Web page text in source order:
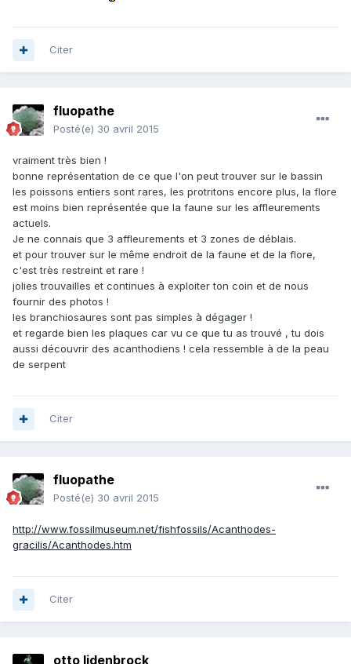
Citer
fluopathe
Posté(e) 30 avril 2015
vraiment très bien !
bonne représentation de ce que l'on peut trouver sur le bassin
les poissons entiers sont rares, les protritons encore plus, la flore
est moins bien représentée que la faune sur les affleurements
actuels.
Je ne connais que 3 affleurements et 3 zones de déblais.
et pour trouver sur le même endroit de la faune et de la flore,
c'est très restreint et rare !
jolies trouvailles et continues à exploiter ton coin et de nous
fournir des photos !
les branchiosaures sont pas simples à dégager !
et regarde bien les plaques car vu ce que tu as trouvé , tu dois
aussi découvrir des acanthodiens ! cela ressemble à de la peau
de serpent
Citer
fluopathe
Posté(e) 30 avril 2015
http://www.fossilmuseum.net/fishfossils/Acanthodes-
gracilis/Acanthodes.htm
Citer
otto lidenbrock